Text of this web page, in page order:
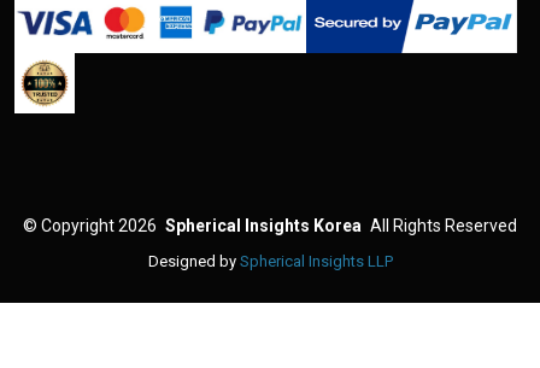
© Copyright 2026 Spherical Insights Korea All Rights Reserved
Designed by Spherical Insights LLP